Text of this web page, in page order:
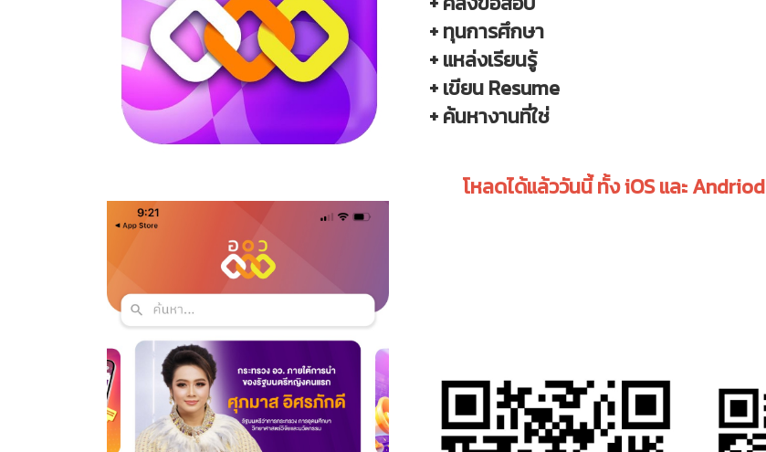
+ ทุนการศึกษา
+ แหล่งเรียนรู้
+ เขียน Resume
+ ค้นหางานที่ใช่
โหลดได้แล้ววันนี้ ทั้ง iOS และ Andriod